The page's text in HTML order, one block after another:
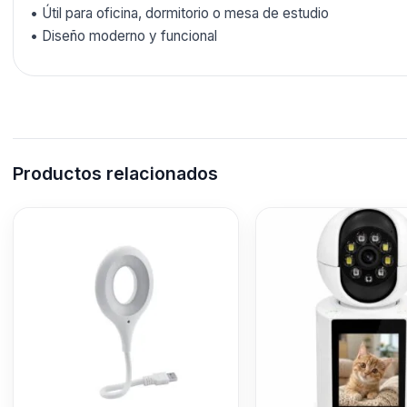
• Útil para oficina, dormitorio o mesa de estudio
• Diseño moderno y funcional
Productos relacionados